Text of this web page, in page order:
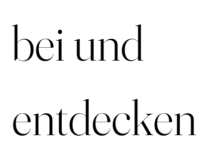
bei und
entdecken